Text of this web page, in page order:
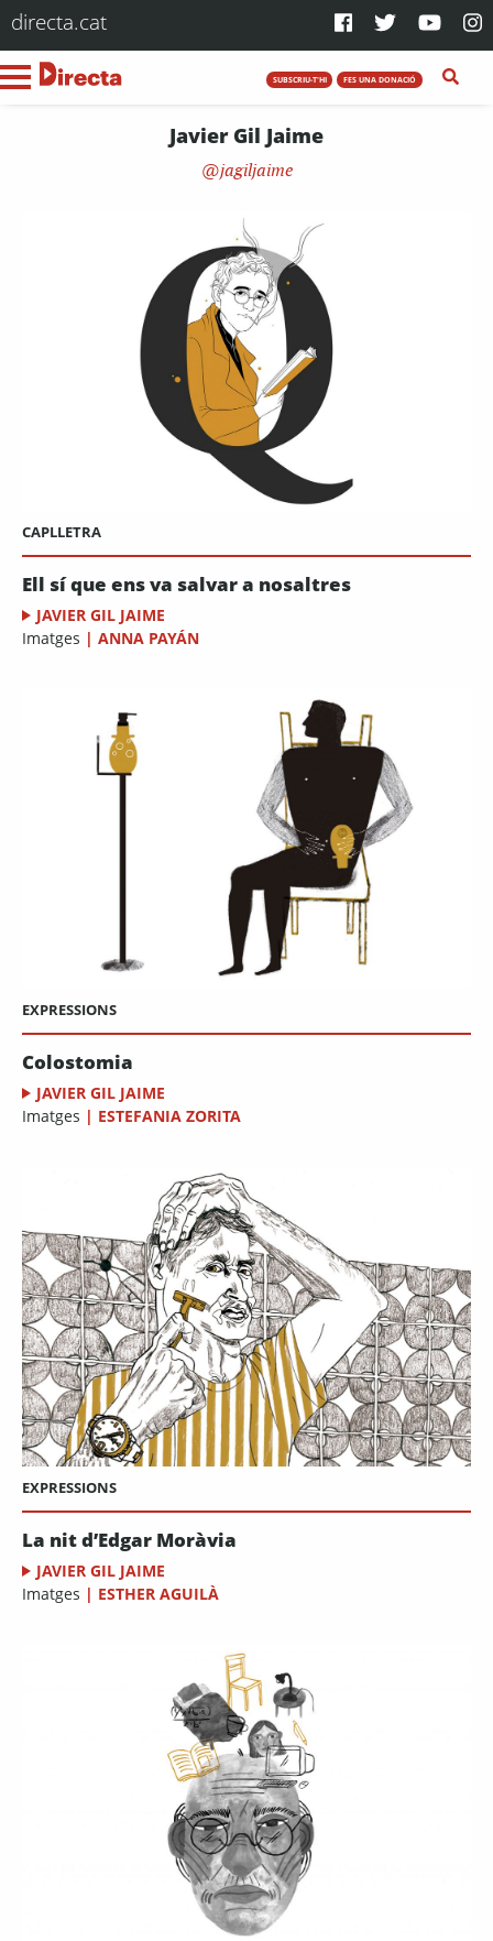
directa.cat
SUBSCRIU-T'HI FES UNA DONACIÓ
Javier Gil Jaime
jagiljaime
CAPLLETRA
Ell sí que ens va salvar a nosaltres
JAVIER GIL JAIME
Imatges | ANNA PAYÁN
EXPRESSIONS
Colostomia
JAVIER GIL JAIME
Imatges | ESTEFANIA ZORITA
EXPRESSIONS
La nit d’Edgar Moràvia
JAVIER GIL JAIME
Imatges | ESTHER AGUILÀ